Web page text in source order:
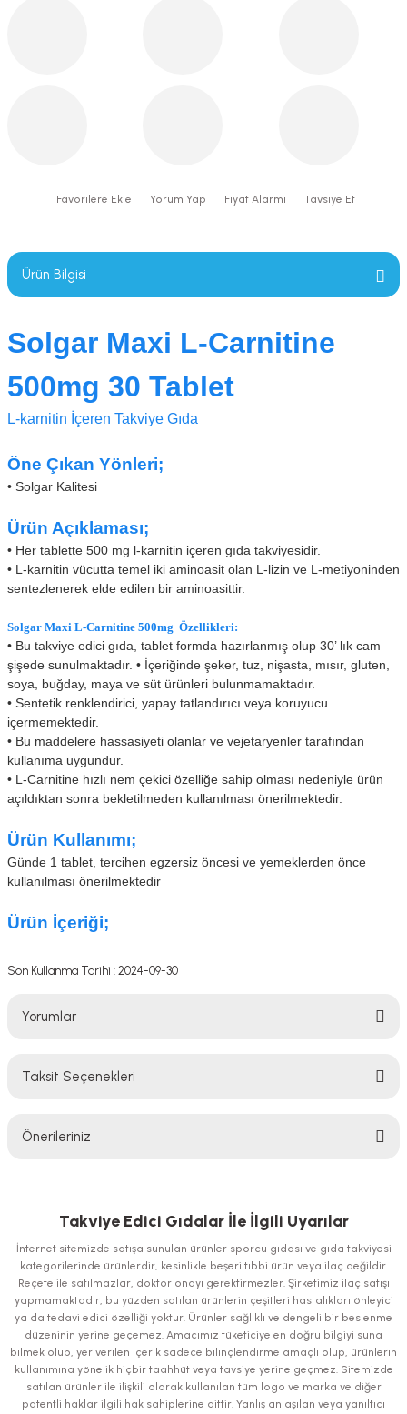
Yorum Yap Fiyat Alarmı Tavsiye Et
Ürün Bilgisi
Solgar Maxi L-Carnitine
500mg 30 Tablet
L-karnitin İçeren Takviye Gıda
Öne Çıkan Yönleri;
• Solgar Kalitesi
Ürün Açıklaması;
• Her tablette 500 mg l-karnitin içeren gıda takviyesidir.
• L-karnitin vücutta temel iki aminoasit olan L-lizin ve L-metiyoninden
sentezlenerek elde edilen bir aminoasittir.
Solgar Maxi L-Carnitine 500mg Özellikleri:
• Bu takviye edici gıda, tablet formda hazırlanmış olup 30’ lık cam
şişede sunulmaktadır. • İçeriğinde şeker, tuz, nişasta, mısır, gluten,
soya, buğday, maya ve süt ürünleri bulunmamaktadır.
• Sentetik renklendirici, yapay tatlandırıcı veya koruyucu
içermemektedir.
• Bu maddelere hassasiyeti olanlar ve vejetaryenler tarafından
kullanıma uygundur.
• L-Carnitine hızlı nem çekici özelliğe sahip olması nedeniyle ürün
açıldıktan sonra bekletilmeden kullanılması önerilmektedir.
Ürün Kullanımı;
Günde 1 tablet, tercihen egzersiz öncesi ve yemeklerden önce
kullanılması önerilmektedir
Ürün İçeriği;
Son Kullanma Tarihi : 2024-09-30
Yorumlar
Taksit Seçenekleri
Önerileriniz
iletebilirsiniz.
Görüş ve önerileriniz için teşekkür ederiz.
Ürün resmi kalitesiz, bozuk veya görüntülenemiyor.
Ürün açıklamasında eksik bilgiler bulunuyor.
Ürün bilgilerinde hatalar bulunuyor.
Ürün fiyatı diğer sitelerden daha pahalı.
Bu ürüne benzer farklı alternatifler olmalı.
Takviye Edici Gıdalar İle İlgili Uyarılar
İnternet sitemizde satışa sunulan ürünler sporcu gıdası ve gıda takviyesi
kategorilerinde ürünlerdir, kesinlikle beşeri tıbbi ürün veya ilaç değildir.
Reçete ile satılmazlar, doktor onayı gerektirmezler. Şirketimiz ilaç satışı
yapmamaktadır, bu yüzden satılan ürünlerin çeşitleri hastalıkları önleyici
ya da tedavi edici özelliği yoktur. Ürünler sağlıklı ve dengeli bir beslenme
düzeninin yerine geçemez. Amacımız tüketiciye en doğru bilgiyi suna
bilmek olup, yer verilen içerik sadece bilinçlendirme amaçlı olup, ürünlerin
kullanımına yönelik hiçbir taahhüt veya tavsiye yerine geçmez. Sitemizde
satılan ürünler ile ilişkili olarak kullanılan tüm logo ve marka ve diğer
patentli haklar ilgili hak sahiplerine aittir. Yanlış anlaşılan veya yanıltıcı